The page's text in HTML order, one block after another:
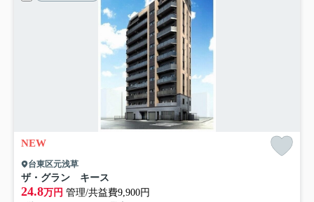
NEW
台東区元浅草
ザ・グラン キース
24.8万円 管理/共益費9,900円